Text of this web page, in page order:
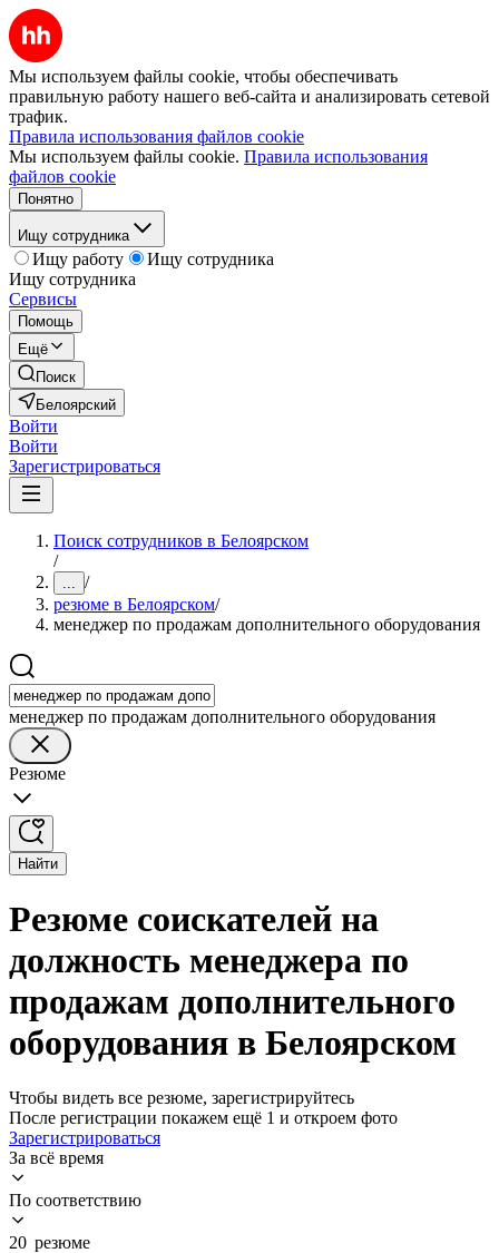
Мы используем файлы cookie, чтобы обеспечивать
правильную работу нашего веб-сайта и анализировать сетевой
трафик.
Правила использования файлов cookie
Мы используем файлы cookie. Правила использования
файлов cookie
Понятно
Ищу сотрудника
Ищу работу
Ищу сотрудника
Ищу сотрудника
Сервисы
Помощь
Ещё
Поиск
Белоярский
Войти
Войти
Зарегистрироваться
Поиск сотрудников в Белоярском
/
... /
резюме в Белоярском/
менеджер по продажам дополнительного оборудования
менеджер по продажам дополнительного оборудования
Резюме
Найти
Резюме соискателей на
должность менеджера по
продажам дополнительного
оборудования в Белоярском
Чтобы видеть все резюме, зарегистрируйтесь
После регистрации покажем ещё 1 и откроем фото
Зарегистрироваться
За всё время
По соответствию
20 резюме